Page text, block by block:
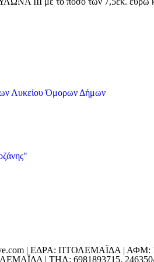
| ΕΔΡΑ: ΠΤΟΛΕΜΑΪΔΑ |
| ΤΗΛ: 6981893715,